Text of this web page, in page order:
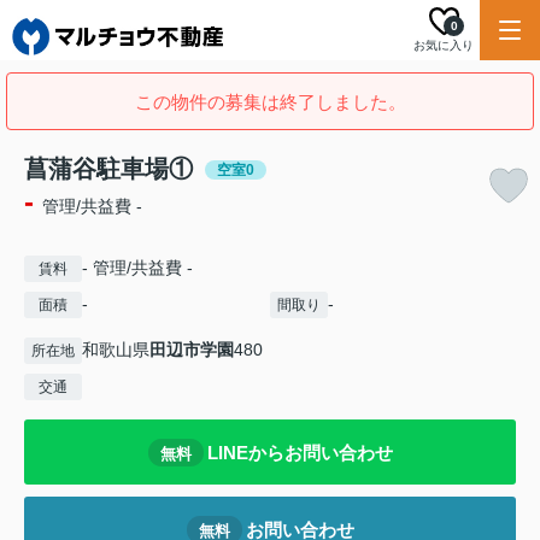
お気に入り
0
この物件の募集は終了しました。
菖蒲谷駐車場① 空室0
- 管理/共益費 -
賃料 - 管理/共益費 -
面積 - 間取り -
所在地 和歌山県田辺市学園480
交通
無料 LINEからお問い合わせ
無料 お問い合わせ